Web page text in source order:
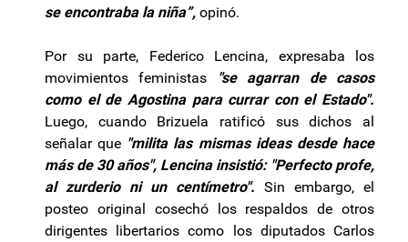
se encontraba la niña”, opinó.
Por su parte, Federico Lencina, expresaba los
movimientos feministas "se agarran de casos
como el de Agostina para currar con el Estado".
Luego, cuando Brizuela ratificó sus dichos al
señalar que "milita las mismas ideas desde hace
más de 30 años", Lencina insistió: "Perfecto profe,
al zurderio ni un centímetro". Sin embargo, el
posteo original cosechó los respaldos de otros
dirigentes libertarios como los diputados Carlos